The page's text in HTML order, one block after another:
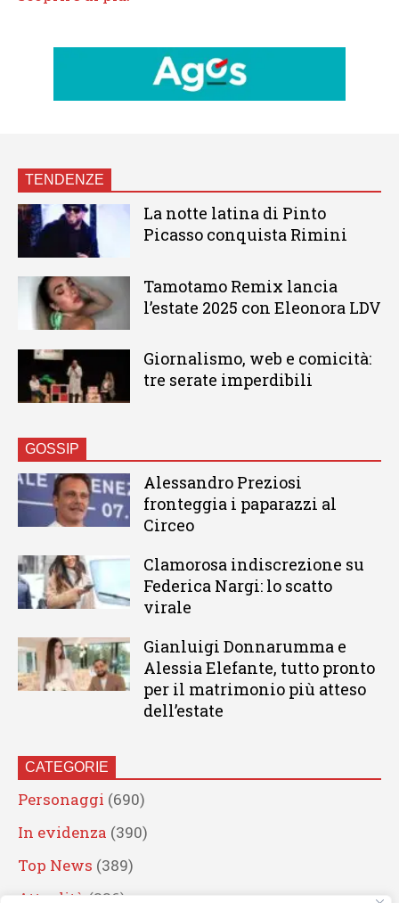
TENDENZE
La notte latina di Pinto
Picasso conquista Rimini
Tamotamo Remix lancia
l’estate 2025 con Eleonora LDV
Giornalismo, web e comicità:
tre serate imperdibili
GOSSIP
Alessandro Preziosi
fronteggia i paparazzi al
Circeo
Clamorosa indiscrezione su
Federica Nargi: lo scatto
virale
Gianluigi Donnarumma e
Alessia Elefante, tutto pronto
per il matrimonio più atteso
dell’estate
CATEGORIE
Personaggi (690)
In evidenza (390)
Top News (389)
Attualità (336)